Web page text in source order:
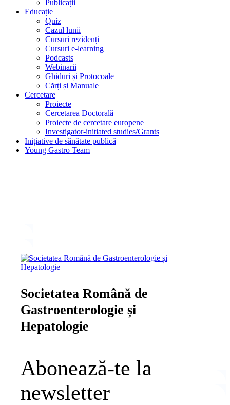
Publicații
Educație
Quiz
Cazul lunii
Cursuri rezidenți
Cursuri e-learning
Podcasts
Webinarii
Ghiduri și Protocoale
Cărți și Manuale
Cercetare
Proiecte
Cercetarea Doctorală
Proiecte de cercetare europene
Investigator-initiated studies/Grants
Inițiative de sănătate publică
Young Gastro Team
Societatea Română de
Gastroenterologie și
Hepatologie
Abonează-te la
newsletter